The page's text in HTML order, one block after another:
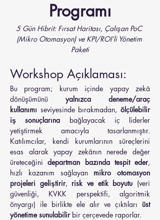
Programı
5 Gün Hibrit: Fırsat Haritası, Çalışan PoC
(Mikro Otomasyon) ve KPI/ROI’li Yönetim
Paketi
Workshop Açıklaması:
Bu program; kurum içinde yapay zekâ
dönüşümünü yalnızca deneme/araç
kullanımı seviyesinde bırakmadan, ölçülebilir
iş sonuçlarına bağlayacak iç liderler
yetiştirmek amacıyla tasarlanmıştır.
Katılımcılar, kendi kurumlarının süreçlerini
esas alarak yapay zekânın nerede değer
üreteceğini departman bazında tespit eder,
hızlı kazanım sağlayan mikro otomasyon
projeleri geliştirir, risk ve etik boyutu (veri
güvenliği, KVKK perspektifi, algoritmik
önyargı) ile birlikte ele alır ve çıktıları üst
yönetime sunulabilir bir çerçevede raporlar.